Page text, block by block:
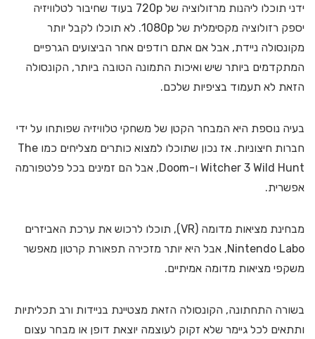
ידני תוכלו ליהנות מרזולוציה של 720p בעוד שחיבור לטלוויזיה
יספק רזולוציה מקסימלית של 1080p. לא תוכלו לקבל יותר
מקונסולה ניידת, אבל אם אתם רודפים אחר הביצועים הגרפיים
המתקדמים ביותר שיש ואיכות התמונה הטובה ביותר, הקונסולה
הזאת לא תעמוד בציפיות שלכם.
בעיה נוספת היא המבחר הקטן של משחקי טלוויזיה שפותחו על ידי
חברות חיצוניות. אז נכון שתוכלו למצוא כותרים מצליחים כמו The
Witcher 3 Wild Hunt ו-Doom, אבל הם זמינים בכל פלטפורמה
אפשרית.
מבחינת מציאות מדומה (VR), תוכלו לרכוש את ערכת האביזרים
Nintendo Labo, אבל היא יותר מזכירה תפאורת קרטון מאפשר
משקפי מציאות מדומה אמיתיים.
בשורה התחתונה, הקונסולה הזאת מצטיינת בניידות ורב תכליתיות
ותתאים לכל גיימר שלא זקוק לעוצמה יוצאת דופן או מבחר עצום